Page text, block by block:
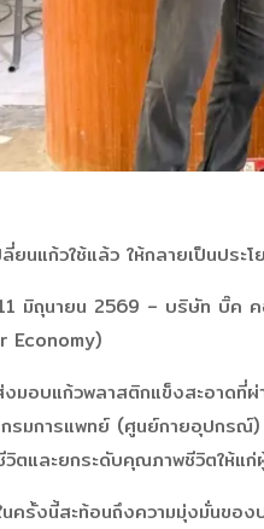
ยนแก้วใช้แล้ว ให้กลายเป็นปร
มิถุนายน 2569 – บริษัท บิ๊ค
Economy)
มอบแก้วพลาสติกแข็งสะอาดที่ผ่
รมการแพทย์ (ศูนย์กายอุปกรณ์)
วิตและยกระดับคุณภาพชีวิตให้แ
ครั้งนี้สะท้อนถึงความมุ่งมั่นขอ